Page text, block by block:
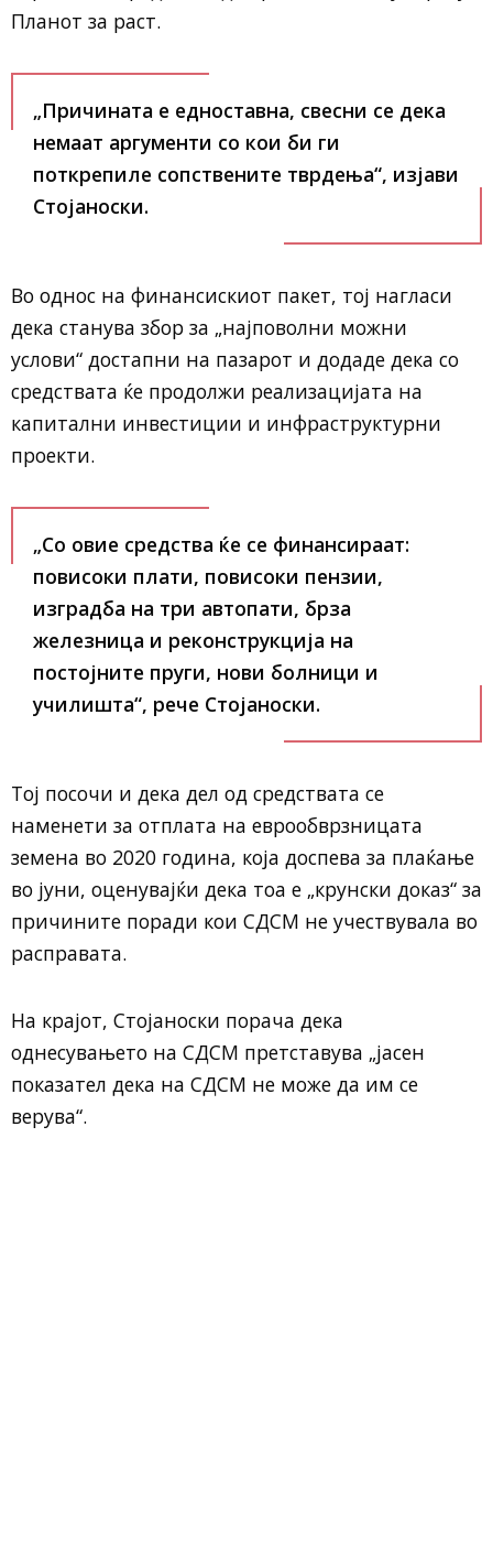
Планот за раст.
„Причината е едноставна, свесни се дека
немаат аргументи со кои би ги
поткрепиле сопствените тврдења“, изјави
Стојаноски.
Во однос на финансискиот пакет, тој нагласи
дека станува збор за „најповолни можни
услови“ достапни на пазарот и додаде дека со
средствата ќе продолжи реализацијата на
капитални инвестиции и инфраструктурни
проекти.
„Со овие средства ќе се финансираат:
повисоки плати, повисоки пензии,
изградба на три автопати, брза
железница и реконструкција на
постојните пруги, нови болници и
училишта“, рече Стојаноски.
Тој посочи и дека дел од средствата се
наменети за отплата на еврообврзницата
земена во 2020 година, која доспева за плаќање
во јуни, оценувајќи дека тоа е „крунски доказ“ за
причините поради кои СДСМ не учествувала во
расправата.
На крајот, Стојаноски порача дека
однесувањето на СДСМ претставува „јасен
показател дека на СДСМ не може да им се
верува“.